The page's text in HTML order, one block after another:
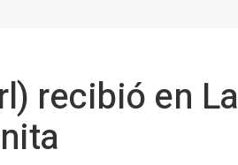
recibió en La